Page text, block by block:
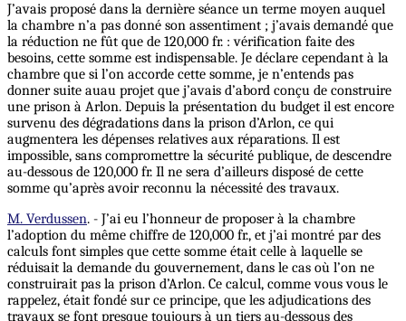
J’avais proposé dans la dernière séance un terme moyen auquel
la chambre n’a pas donné son assentiment ; j’avais demandé que
la réduction ne fût que de 120,000 fr. : vérification faite des
besoins, cette somme est indispensable. Je déclare cependant à la
chambre que si l’on accorde cette somme, je n’entends pas
donner suite auau projet que j’avais d’abord conçu de construire
une prison à Arlon. Depuis la présentation du budget il est encore
survenu des dégradations dans la prison d’Arlon, ce qui
augmentera les dépenses relatives aux réparations. Il est
impossible, sans compromettre la sécurité publique, de descendre
au-dessous de 120,000 fr. Il ne sera d’ailleurs disposé de cette
somme qu’après avoir reconnu la nécessité des travaux.
M. Verdussen. - J’ai eu l’honneur de proposer à la chambre
l’adoption du même chiffre de 120,000 fr., et j’ai montré par des
calculs font simples que cette somme était celle à laquelle se
réduisait la demande du gouvernement, dans le cas où l’on ne
construirait pas la prison d’Arlon. Ce calcul, comme vous vous le
rappelez, était fondé sur ce principe, que les adjudications des
travaux se font presque toujours à un tiers au-dessous des